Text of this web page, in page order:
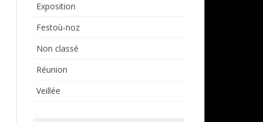
Exposition
Festoù-noz
Non classé
Réunion
Veillée